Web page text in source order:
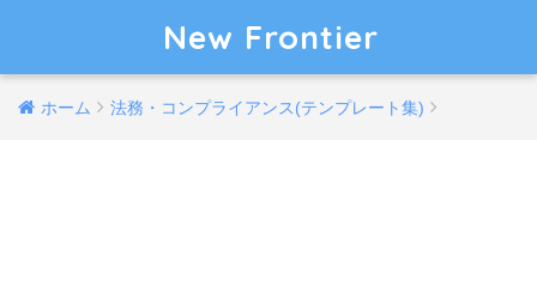
New Frontier
ホーム 法務・コンプライアンス(テンプレート集)